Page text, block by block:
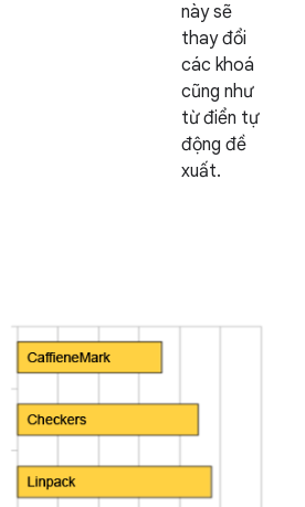
này sẽ
thay đổi
các khoá
cũng như
từ điển tự
động đề
xuất.